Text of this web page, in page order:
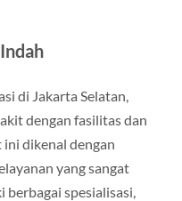
di Jakarta Selatan,
dengan fasilitas dan
ini dikenal dengan
yang sangat
spesialisasi,